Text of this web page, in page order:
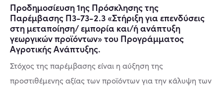
Προδημοσίευση 1ης Πρόσκλησης της
Παρέμβασης Π3-73-2.3 «Στήριξη για επενδύσεις
στη μεταποίηση/ εμπορία και/ή ανάπτυξη
γεωργικών προϊόντων» του Προγράμματος
Αγροτικής Ανάπτυξης.
Στόχος της παρέμβασης είναι η αύξηση της
προστιθέμενης αξίας των προϊόντων για την κάλυψη των